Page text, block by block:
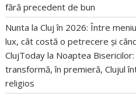
fără precedent de bun
Nunta la Cluj în 2026: Între
lux, cât costă o petrecere și
ClujToday la Noaptea
transformă, în premieră, Clujul
religios